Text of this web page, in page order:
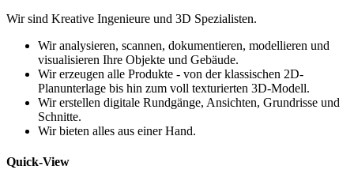
Wir sind Kreative Ingenieure und 3D Spezialisten.
Wir analysieren, scannen, dokumentieren, modellieren und
visualisieren Ihre Objekte und Gebäude.
Wir erzeugen alle Produkte - von der klassischen 2D-
Planunterlage bis hin zum voll texturierten 3D-Modell.
Wir erstellen digitale Rundgänge, Ansichten, Grundrisse und
Schnitte.
Wir bieten alles aus einer Hand.
Quick-View